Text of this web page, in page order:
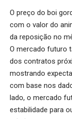
O preço do boi
com o valor do
da reposição no
O mercado futuro
dos contratos
mostrando
com base nos
lado, o mercado
estabilidade para